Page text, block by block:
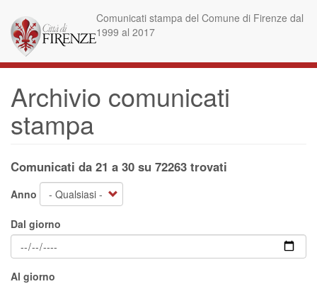
contenuto
principale
Comunicati stampa del Comune di Firenze dal
1999 al 2017
Archivio comunicati
stampa
Comunicati da 21 a 30 su 72263 trovati
Anno
Dal giorno
Al giorno